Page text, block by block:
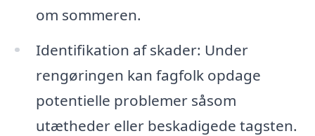
om sommeren.
Identifikation af skader: Under
rengøringen kan fagfolk opdage
potentielle problemer såsom
utætheder eller beskadigede tagsten.